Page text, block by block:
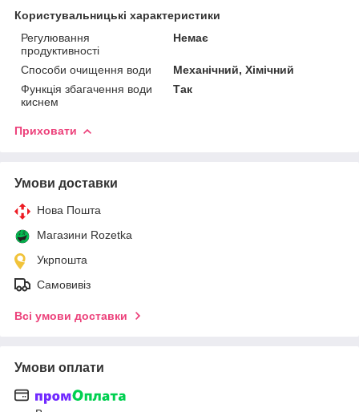
Користувальницькі характеристики
Регулювання
продуктивності
Немає
Способи очищення води
Механічний, Хімічний
Функція збагачення води
киснем
Так
Приховати
Умови доставки
Нова Пошта
Магазини Rozetka
Укрпошта
Самовивіз
Всі умови доставки
Умови оплати